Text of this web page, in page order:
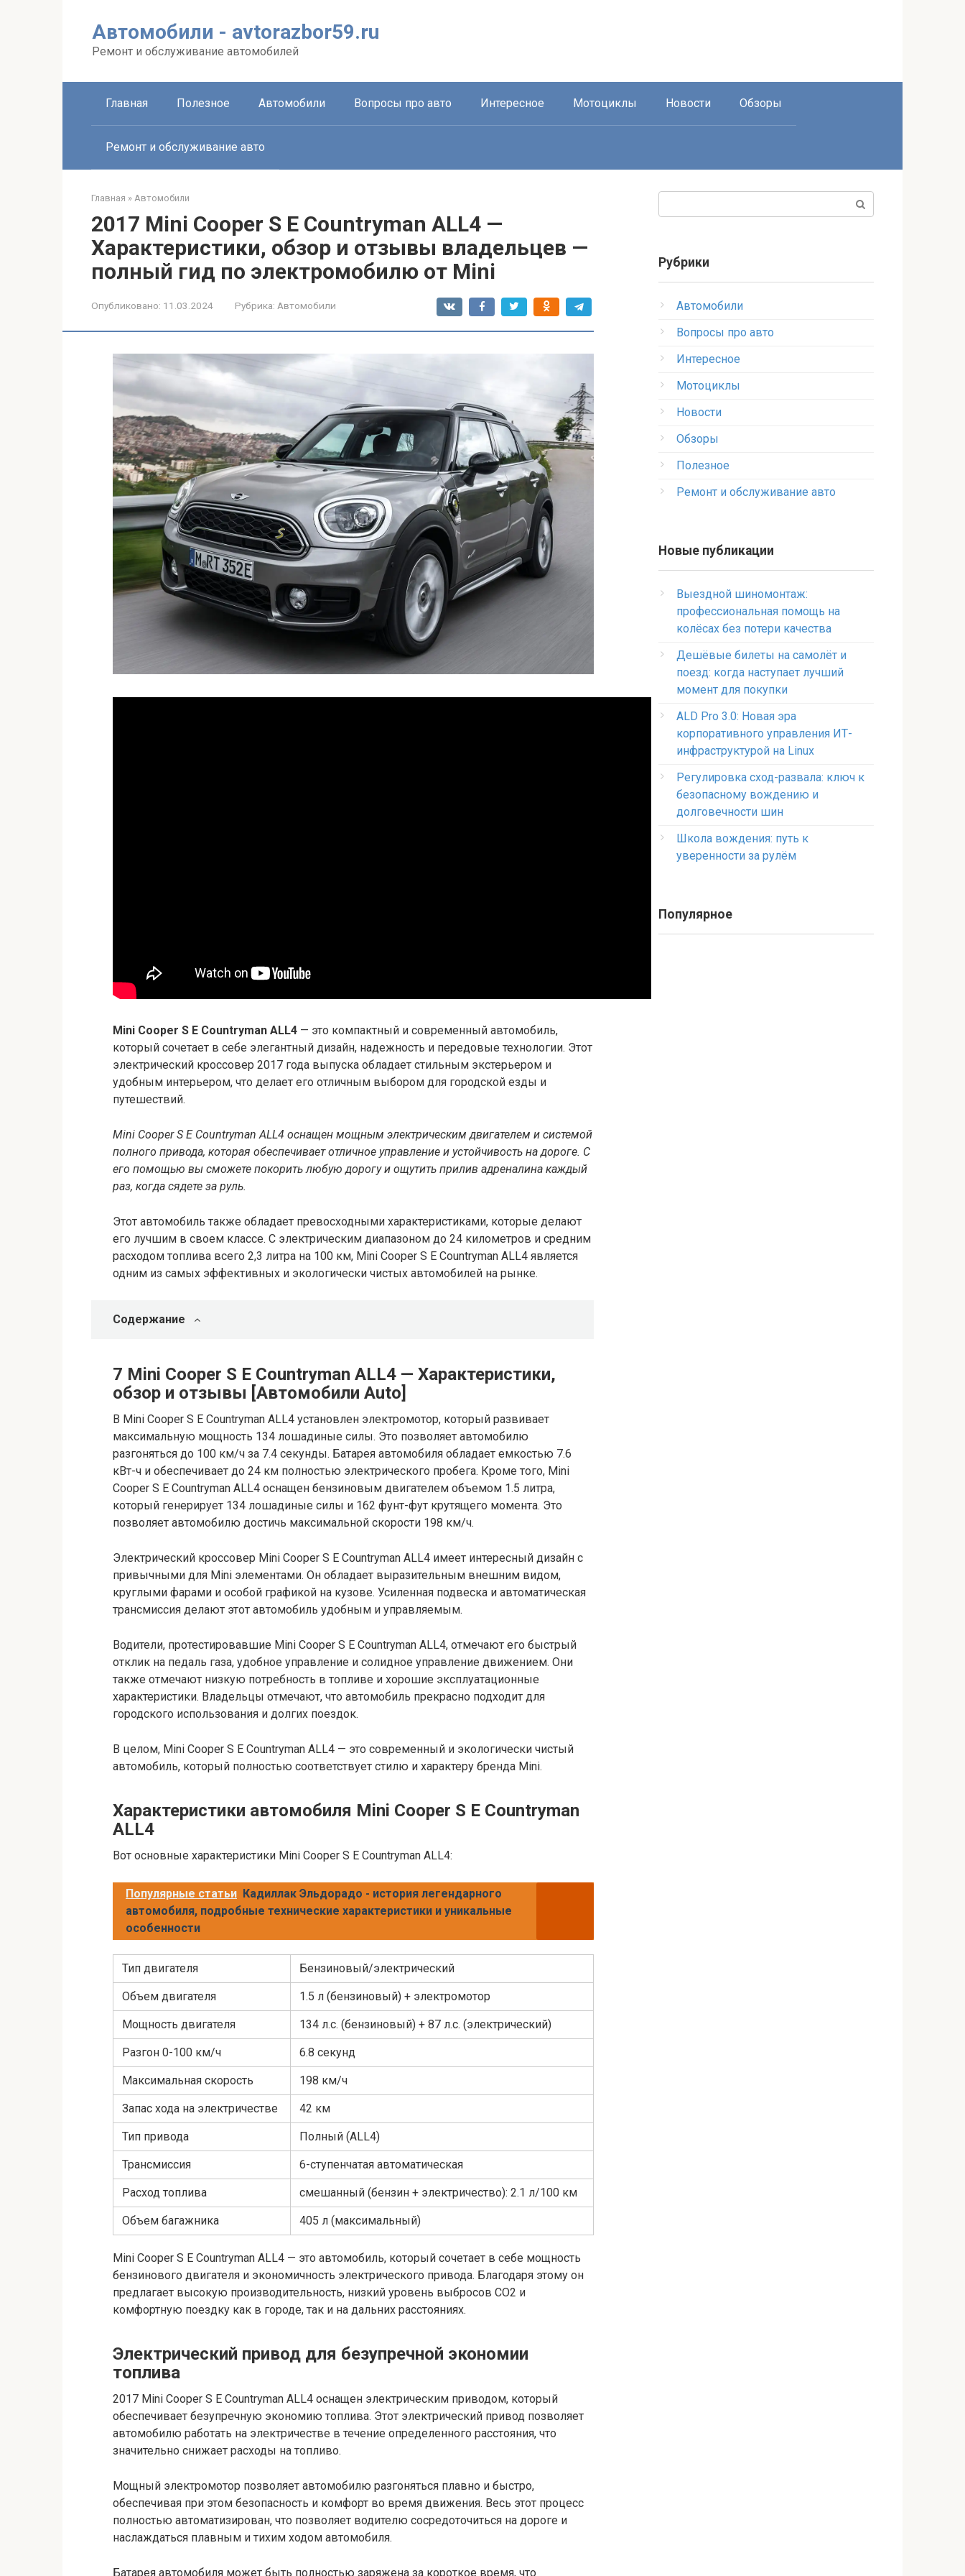
Автомобили - avtorazbor59.ru
Ремонт и обслуживание автомобилей
Главная Полезное Автомобили Вопросы про авто Интересное Мотоциклы Новости Обзоры
Ремонт и обслуживание авто
Главная » Автомобили
2017 Mini Cooper S E Countryman ALL4 —
Характеристики, обзор и отзывы владельцев —
полный гид по электромобилю от Mini
Опубликовано: 11.03.2024 Рубрика: Автомобили
Mini Cooper S E Countryman ALL4 — это компактный и современный автомобиль,
который сочетает в себе элегантный дизайн, надежность и передовые технологии. Этот
электрический кроссовер 2017 года выпуска обладает стильным экстерьером и
удобным интерьером, что делает его отличным выбором для городской езды и
путешествий.
Mini Cooper S E Countryman ALL4 оснащен мощным электрическим двигателем и системой
полного привода, которая обеспечивает отличное управление и устойчивость на дороге. С
его помощью вы сможете покорить любую дорогу и ощутить прилив адреналина каждый
раз, когда сядете за руль.
Этот автомобиль также обладает превосходными характеристиками, которые делают
его лучшим в своем классе. С электрическим диапазоном до 24 километров и средним
расходом топлива всего 2,3 литра на 100 км, Mini Cooper S E Countryman ALL4 является
одним из самых эффективных и экологически чистых автомобилей на рынке.
Содержание
7 Mini Cooper S E Countryman ALL4 — Характеристики,
обзор и отзывы [Автомобили Auto]
В Mini Cooper S E Countryman ALL4 установлен электромотор, который развивает
максимальную мощность 134 лошадиные силы. Это позволяет автомобилю
разгоняться до 100 км/ч за 7.4 секунды. Батарея автомобиля обладает емкостью 7.6
кВт-ч и обеспечивает до 24 км полностью электрического пробега. Кроме того, Mini
Cooper S E Countryman ALL4 оснащен бензиновым двигателем объемом 1.5 литра,
который генерирует 134 лошадиные силы и 162 фунт-фут крутящего момента. Это
позволяет автомобилю достичь максимальной скорости 198 км/ч.
Электрический кроссовер Mini Cooper S E Countryman ALL4 имеет интересный дизайн с
привычными для Mini элементами. Он обладает выразительным внешним видом,
круглыми фарами и особой графикой на кузове. Усиленная подвеска и автоматическая
трансмиссия делают этот автомобиль удобным и управляемым.
Водители, протестировавшие Mini Cooper S E Countryman ALL4, отмечают его быстрый
отклик на педаль газа, удобное управление и солидное управление движением. Они
также отмечают низкую потребность в топливе и хорошие эксплуатационные
характеристики. Владельцы отмечают, что автомобиль прекрасно подходит для
городского использования и долгих поездок.
В целом, Mini Cooper S E Countryman ALL4 — это современный и экологически чистый
автомобиль, который полностью соответствует стилю и характеру бренда Mini.
Характеристики автомобиля Mini Cooper S E Countryman
ALL4
Вот основные характеристики Mini Cooper S E Countryman ALL4:
Популярные статьи Кадиллак Эльдорадо - история легендарного
автомобиля, подробные технические характеристики и уникальные
особенности
Тип двигателя Бензиновый/электрический
Объем двигателя 1.5 л (бензиновый) + электромотор
Мощность двигателя 134 л.с. (бензиновый) + 87 л.с. (электрический)
Разгон 0-100 км/ч 6.8 секунд
Максимальная скорость 198 км/ч
Запас хода на электричестве 42 км
Тип привода Полный (ALL4)
Трансмиссия 6-ступенчатая автоматическая
Расход топлива смешанный (бензин + электричество): 2.1 л/100 км
Объем багажника 405 л (максимальный)
Mini Cooper S E Countryman ALL4 — это автомобиль, который сочетает в себе мощность
бензинового двигателя и экономичность электрического привода. Благодаря этому он
предлагает высокую производительность, низкий уровень выбросов CO2 и
комфортную поездку как в городе, так и на дальних расстояниях.
Электрический привод для безупречной экономии
топлива
2017 Mini Cooper S E Countryman ALL4 оснащен электрическим приводом, который
обеспечивает безупречную экономию топлива. Этот электрический привод позволяет
автомобилю работать на электричестве в течение определенного расстояния, что
значительно снижает расходы на топливо.
Мощный электромотор позволяет автомобилю разгоняться плавно и быстро,
обеспечивая при этом безопасность и комфорт во время движения. Весь этот процесс
полностью автоматизирован, что позволяет водителю сосредоточиться на дороге и
наслаждаться плавным и тихим ходом автомобиля.
Батарея автомобиля может быть полностью заряжена за короткое время, что
Рубрики
Автомобили
Вопросы про авто
Интересное
Мотоциклы
Новости
Обзоры
Полезное
Ремонт и обслуживание авто
Новые публикации
Выездной шиномонтаж:
профессиональная помощь на
колёсах без потери качества
Дешёвые билеты на самолёт и
поезд: когда наступает лучший
момент для покупки
ALD Pro 3.0: Новая эра
корпоративного управления ИТ-
инфраструктурой на Linux
Регулировка сход-развала: ключ к
безопасному вождению и
долговечности шин
Школа вождения: путь к
уверенности за рулём
Популярное